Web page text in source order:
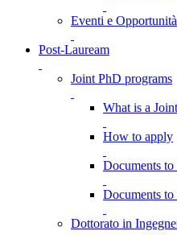
Eventi e Opportunità
Post-Lauream
Joint PhD programs
What is a
How to apply
Documents
Documents
Dottorato in